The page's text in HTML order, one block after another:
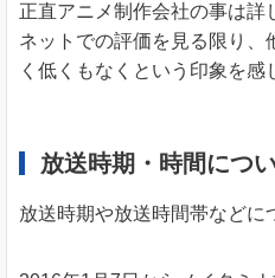
正直アニメ制作会社の事は詳
ネットでの評価を見る限り、
く低くもなくという印象を感
放送時期・時間につ
放送時期や放送時間帯などに